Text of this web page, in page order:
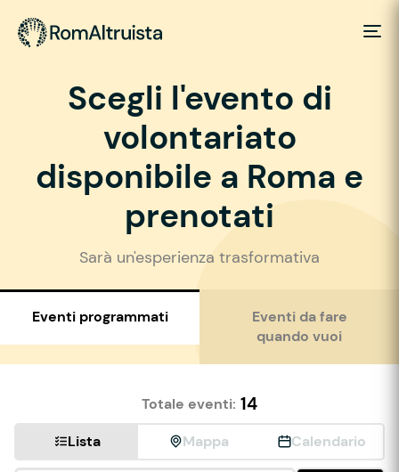
Scegli l'evento di
volontariato
disponibile a Roma e
prenotati
Sarà un'esperienza trasformativa
Eventi programmati
Eventi da fare
quando vuoi
Totale eventi: 14
Lista Mappa Calendario